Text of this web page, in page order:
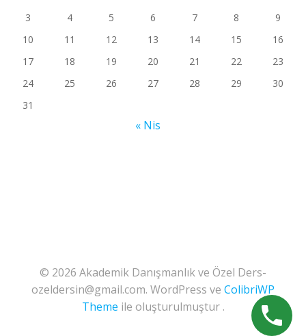
3
4 5 6 7 8
9
10
11 12 13 14 15
16
17
18 19 20 21 22
23
24
25 26 27 28 29
30
31
« Nis
© 2026 Akademik Danışmanlık ve Özel Ders-
ozeldersin@gmail.com. WordPress ve ColibriWP
Theme ile oluşturulmuştur .